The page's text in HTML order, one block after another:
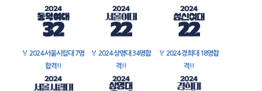
🏅 2024 서울시립대 7명
합격!!
🏅 2024 상명대 34명합
격!!
🏅 2024 경희대 18명합
격!!